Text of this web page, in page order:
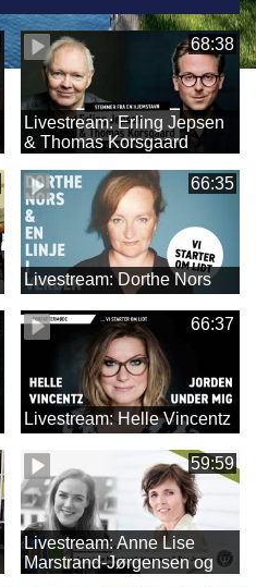
68:38
Livestream: Erling Jepsen
& Thomas Korsgaard
66:35
Livestream: Dorthe Nors
66:37
Livestream: Helle Vincentz
59:59
Livestream: Anne Lise
Marstrand-Jørgensen og